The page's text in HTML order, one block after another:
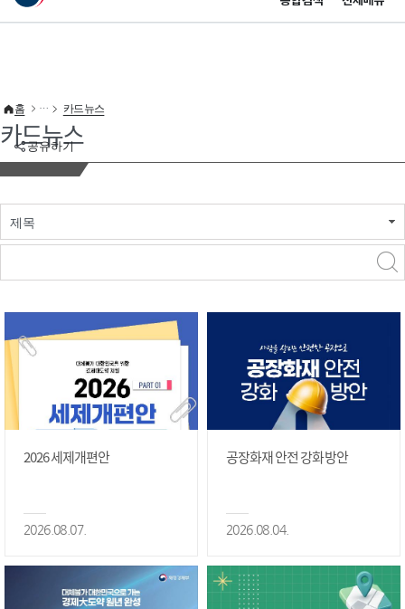
이 누리집은 대한민국 공식 전자정부 누리집입니다.
공유하기
홈 카드뉴스
카드뉴스
제목
2026 세제개편안
2026.08.07.
공장화재 안전 강화 방안
2026.08.04.